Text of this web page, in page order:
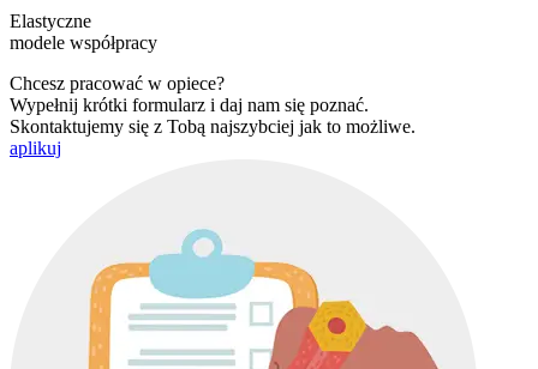
Elastyczne
modele współpracy
Chcesz pracować w opiece?
Wypełnij krótki formularz i daj nam się poznać.
Skontaktujemy się z Tobą najszybciej jak to możliwe.
aplikuj